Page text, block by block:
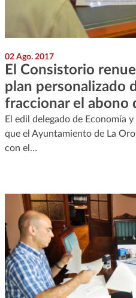
02 Ago. 2017
El Consistorio
plan personalizado
fraccionar el abono
El edil delegado de Economía
que el Ayuntamiento de La
con el…